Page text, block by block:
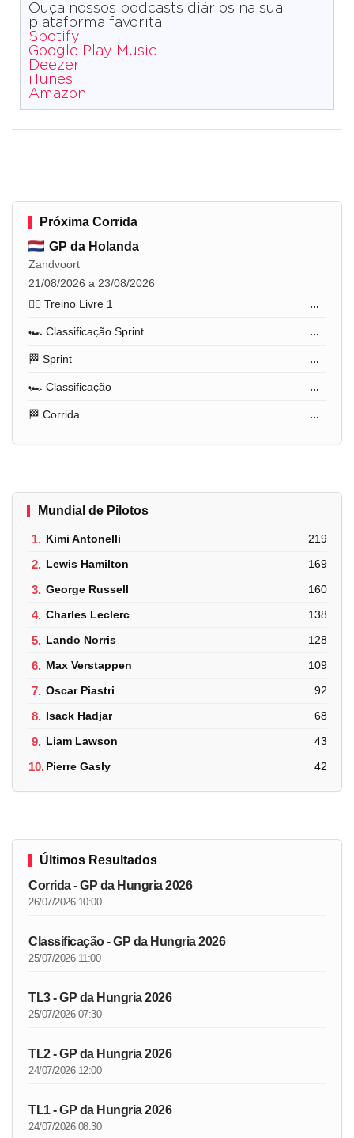
Ouça nossos podcasts diários na sua
plataforma favorita:
Spotify
Google Play Music
Deezer
iTunes
Amazon
Próxima Corrida
GP da Holanda
Zandvoort
21/08/2026 a 23/08/2026
🏋️‍♂️ Treino Livre 1
...
🏎️ Classificação Sprint ...
🏁 Sprint ...
🏎️ Classificação ...
🏁 Corrida ...
Mundial de Pilotos
1. Kimi Antonelli 219
2. Lewis Hamilton 169
3. George Russell 160
4. Charles Leclerc 138
5. Lando Norris 128
6. Max Verstappen 109
7. Oscar Piastri 92
8. Isack Hadjar 68
9. Liam Lawson 43
10.Pierre Gasly 42
Últimos Resultados
Corrida - GP da Hungria 2026
26/07/2026 10:00
Classificação - GP da Hungria 2026
25/07/2026 11:00
TL3 - GP da Hungria 2026
25/07/2026 07:30
TL2 - GP da Hungria 2026
24/07/2026 12:00
TL1 - GP da Hungria 2026
24/07/2026 08:30